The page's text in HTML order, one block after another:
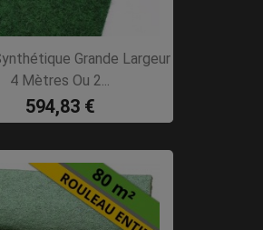
Grande Largeur
4 Mètres Ou 2...
594,83 €